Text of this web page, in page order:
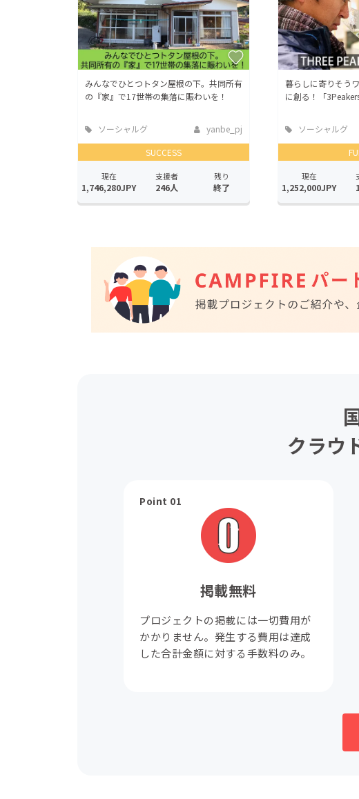
みんなでひとつトタン屋根の下。共同所有
の『家』で17世帯の集落に賑わいを！
ソーシャルグ
ッド
yanbe_pj
SUCCESS
現在
1,746,280JPY
支援者
246人
残り
終了
暮らしに寄りそう
に創る！「
ソーシャルグ
ッド
現在
1,252,000JPY
クラウ
Point 01
掲載無料
プロジェクトの掲載には一切費用が
かかりません。発生する費用は達成
した合計金額に対する手数料のみ。